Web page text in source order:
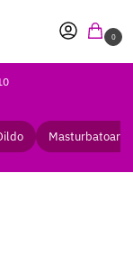
0
Masturbatoare